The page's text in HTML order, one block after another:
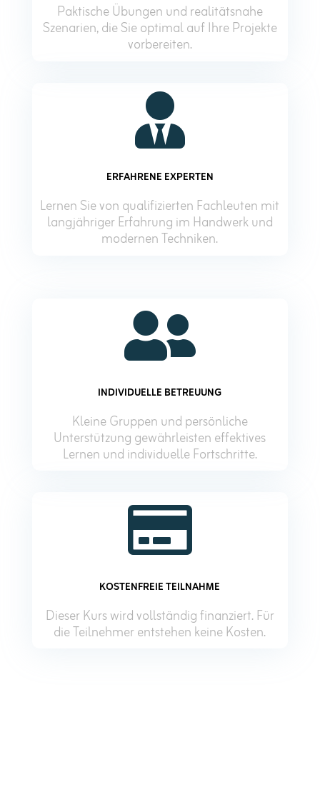
Paktische Übungen und realitätsnahe
Szenarien, die Sie optimal auf Ihre Projekte
vorbereiten.

ERFAHRENE EXPERTEN
Lernen Sie von qualifizierten Fachleuten mit
langjähriger Erfahrung im Handwerk und
modernen Techniken.

INDIVIDUELLE BETREUUNG
Kleine Gruppen und persönliche
Unterstützung gewährleisten effektives
Lernen und individuelle Fortschritte.

KOSTENFREIE TEILNAHME
Dieser Kurs wird vollständig finanziert. Für
die Teilnehmer entstehen keine Kosten.